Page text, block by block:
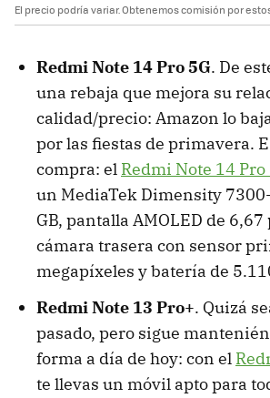
El precio podría variar. Obtenemos comisión por
Redmi Note 14 Pro 5G. De
una rebaja que mejora su
calidad/precio: Amazon lo
por las fiestas de primavera.
compra: el Redmi Note 14 Pro
un MediaTek Dimensity
GB, pantalla AMOLED de
cámara trasera con sensor
megapíxeles y batería de
Redmi Note 13 Pro+. Quizá
pasado, pero sigue
forma a día de hoy: con el
te llevas un móvil apto para